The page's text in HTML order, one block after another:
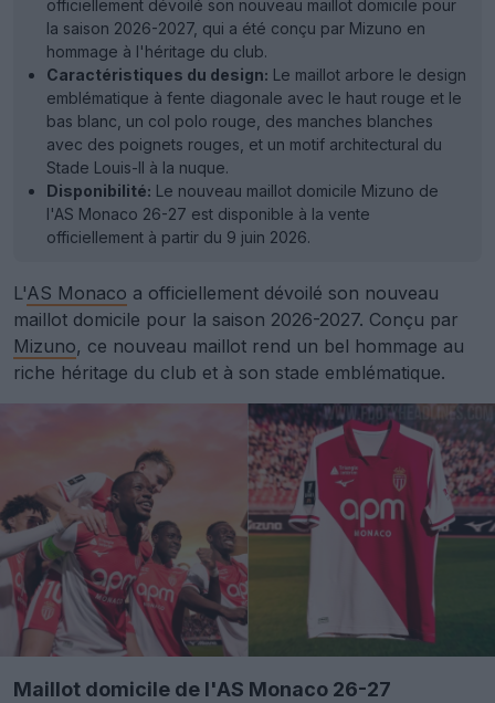
officiellement dévoilé son nouveau maillot domicile pour
la saison 2026-2027, qui a été conçu par Mizuno en
hommage à l'héritage du club.
Caractéristiques du design: Le maillot arbore le design
emblématique à fente diagonale avec le haut rouge et le
bas blanc, un col polo rouge, des manches blanches
avec des poignets rouges, et un motif architectural du
Stade Louis-II à la nuque.
Disponibilité: Le nouveau maillot domicile Mizuno de
l'AS Monaco 26-27 est disponible à la vente
officiellement à partir du 9 juin 2026.
L'AS Monaco a officiellement dévoilé son nouveau
maillot domicile pour la saison 2026-2027. Conçu par
Mizuno, ce nouveau maillot rend un bel hommage au
riche héritage du club et à son stade emblématique.
Maillot domicile de l'AS Monaco 26-27